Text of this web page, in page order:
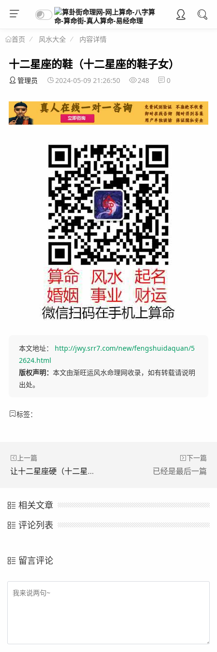
首页 风水大全 内容详情
十二星座的鞋（十二星座的鞋子女）
管理员 2024-05-09 21:26:50 248 0
本文地址： http://jwy.srr7.com/new/fengshuidaquan/5
2624.html
版权声明： 本文由渐旺运风水命理网收录，如有转载请说明
出处。
标签：
上一篇
让十二星座硬（十二星座硬币长什么样）
下一篇
已经是最后一篇
相关文章
评论列表
留言评论